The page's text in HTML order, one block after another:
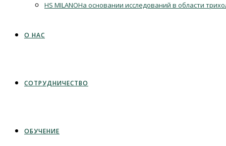
HS MILANOНа основании исследований в области
О НАС
СОТРУДНИЧЕСТВО
ОБУЧЕНИЕ